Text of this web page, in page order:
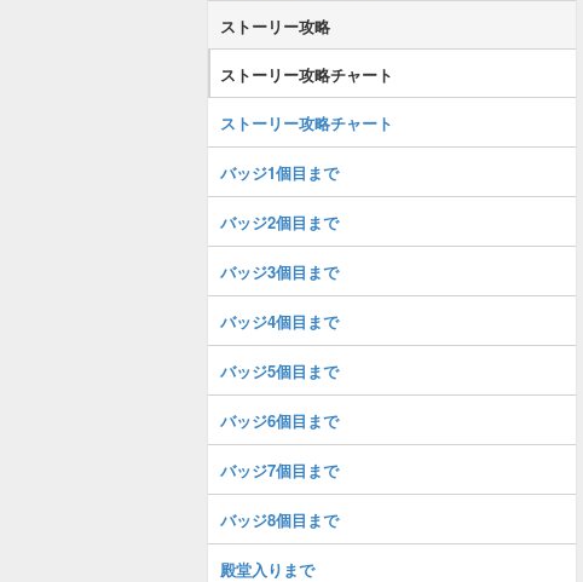
ストーリー攻略
ストーリー攻略チャート
ストーリー攻略チャート
バッジ1個目まで
バッジ2個目まで
バッジ3個目まで
バッジ4個目まで
バッジ5個目まで
バッジ6個目まで
バッジ7個目まで
バッジ8個目まで
殿堂入りまで